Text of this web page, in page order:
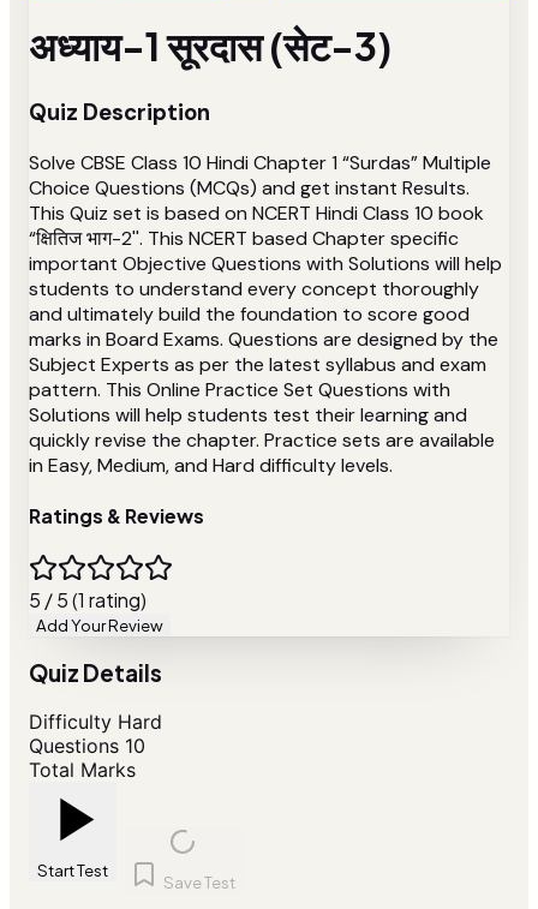
अध्याय-1 सूरदास (सेट-3)
Quiz Description
Solve CBSE Class 10 Hindi Chapter 1 “Surdas” Multiple
Choice Questions (MCQs) and get instant Results.
This Quiz set is based on NCERT Hindi Class 10 book
“क्षितिज भाग-2''. This NCERT based Chapter specific
important Objective Questions with Solutions will help
students to understand every concept thoroughly
and ultimately build the foundation to score good
marks in Board Exams. Questions are designed by the
Subject Experts as per the latest syllabus and exam
pattern. This Online Practice Set Questions with
Solutions will help students test their learning and
quickly revise the chapter. Practice sets are available
in Easy, Medium, and Hard difficulty levels.
Ratings & Reviews
5 / 5 (1 rating)
Add Your Review
Quiz Details
Difficulty Hard
Questions 10
Total Marks
Start Test
Save Test